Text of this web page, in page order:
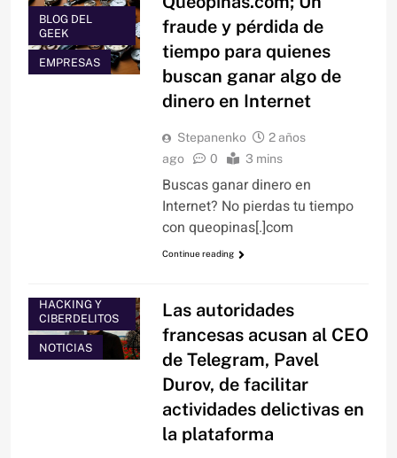
BLOG DEL
GEEK
EMPRESAS
fraude y pérdida de
tiempo para quienes
buscan ganar algo de
dinero en Internet
Stepanenko
2 años
ago
0 3 mins
Buscas ganar dinero en
Internet? No pierdas tu tiempo
con queopinas[.]com
Continue reading
HACKING Y
CIBERDELITOS
NOTICIAS
Las autoridades
francesas acusan al CEO
de Telegram, Pavel
Durov, de facilitar
actividades delictivas en
la plataforma